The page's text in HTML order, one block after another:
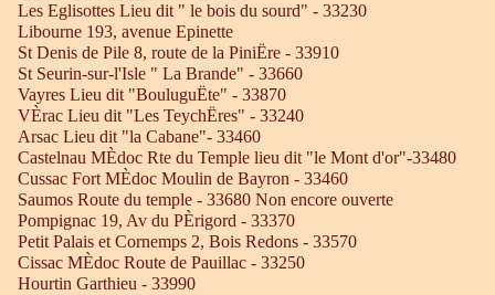
Les Eglisottes Lieu dit " le bois du sourd" - 33230
Libourne 193, avenue Epinette
St Denis de Pile 8, route de la PiniËre - 33910
St Seurin-sur-l'Isle " La Brande" - 33660
Vayres Lieu dit "BouluguËte" - 33870
VÈrac Lieu dit "Les TeychËres" - 33240
Arsac Lieu dit "la Cabane"- 33460
Castelnau MÈdoc Rte du Temple lieu dit "le Mont d'or"-33480
Cussac Fort MÈdoc Moulin de Bayron - 33460
Saumos Route du temple - 33680 Non encore ouverte
Pompignac 19, Av du PÈrigord - 33370
Petit Palais et Cornemps 2, Bois Redons - 33570
Cissac MÈdoc Route de Pauillac - 33250
Hourtin Garthieu - 33990